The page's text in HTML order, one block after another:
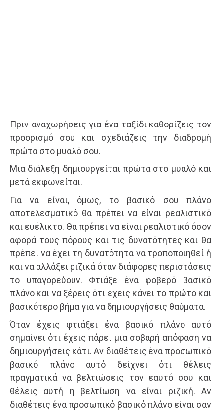
Πριν αναχωρήσεις για ένα ταξίδι καθορίζεις τον
προορισμό σου και σχεδιάζεις την διαδρομή
πρώτα στο μυαλό σου.
Μια διάλεξη δημιουργείται πρώτα στο μυαλό και
μετά εκφωνείται.
Για να είναι, όμως, το βασικό σου πλάνο
αποτελεσματικό θα πρέπει να είναι ρεαλιστικό
και ευέλικτο. Θα πρέπει να είναι ρεαλιστικό όσον
αφορά τους πόρους και τις δυνατότητες και θα
πρέπει να έχει τη δυνατότητα να τροποποιηθεί ή
και να αλλάξει ριζικά όταν διάφορες περιστάσεις
το υπαγορεύουν. Φτιάξε ένα φοβερό βασικό
πλάνο και να ξέρεις ότι έχεις κάνει το πρώτο και
βασικότερο βήμα για να δημιουργήσεις θαύματα.
Όταν έχεις φτιάξει ένα βασικό πλάνο αυτό
σημαίνει ότι έχεις πάρει μια σοβαρή απόφαση να
δημιουργήσεις κάτι. Αν διαθέτεις ένα προσωπικό
βασικό πλάνο αυτό δείχνει ότι θέλεις
πραγματικά να βελτιώσεις τον εαυτό σου και
θέλεις αυτή η βελτίωση να είναι ριζική. Αν
διαθέτεις ένα προσωπικό βασικό πλάνο είναι σαν